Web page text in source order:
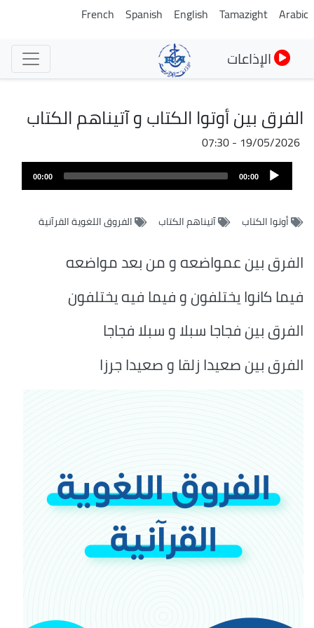
تجاوز
Arabic
Tamazight
English
Spanish
French
الإذاعات
الفرق بين أوتوا الكتاب و آتيناهم الكتاب
19/05/2026 - 07:30
ملف
الصوت
Audio
Player
00:00
00:00
أوتوا الكتاب آتيناهم الكتاب الفروق اللغوية القرآنية
الفرق بين عمواضعه و من بعد مواضعه
فيما كانوا يختلفون و فيما فيه يختلفون
الفرق بين فجاجا سبلا و سبلا فجاجا
الفرق بين صعيدا زلقا و صعيدا جرزا